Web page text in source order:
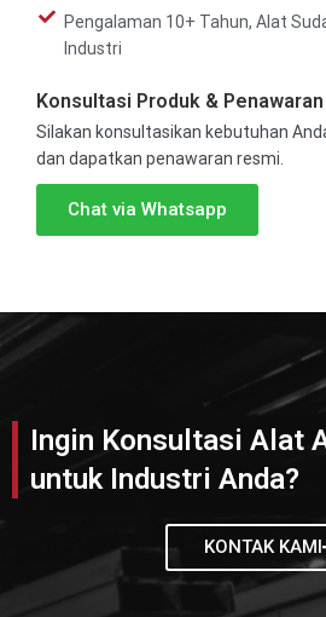
Pengalaman 10+ Tahun, Alat
Industri
Konsultasi Produk & Penawaran
Silakan konsultasikan kebutuhan
dan dapatkan penawaran resmi.
Chat via Whatsapp
Ingin Konsultasi Alat
untuk Industri Anda?
KONTAK KAMI